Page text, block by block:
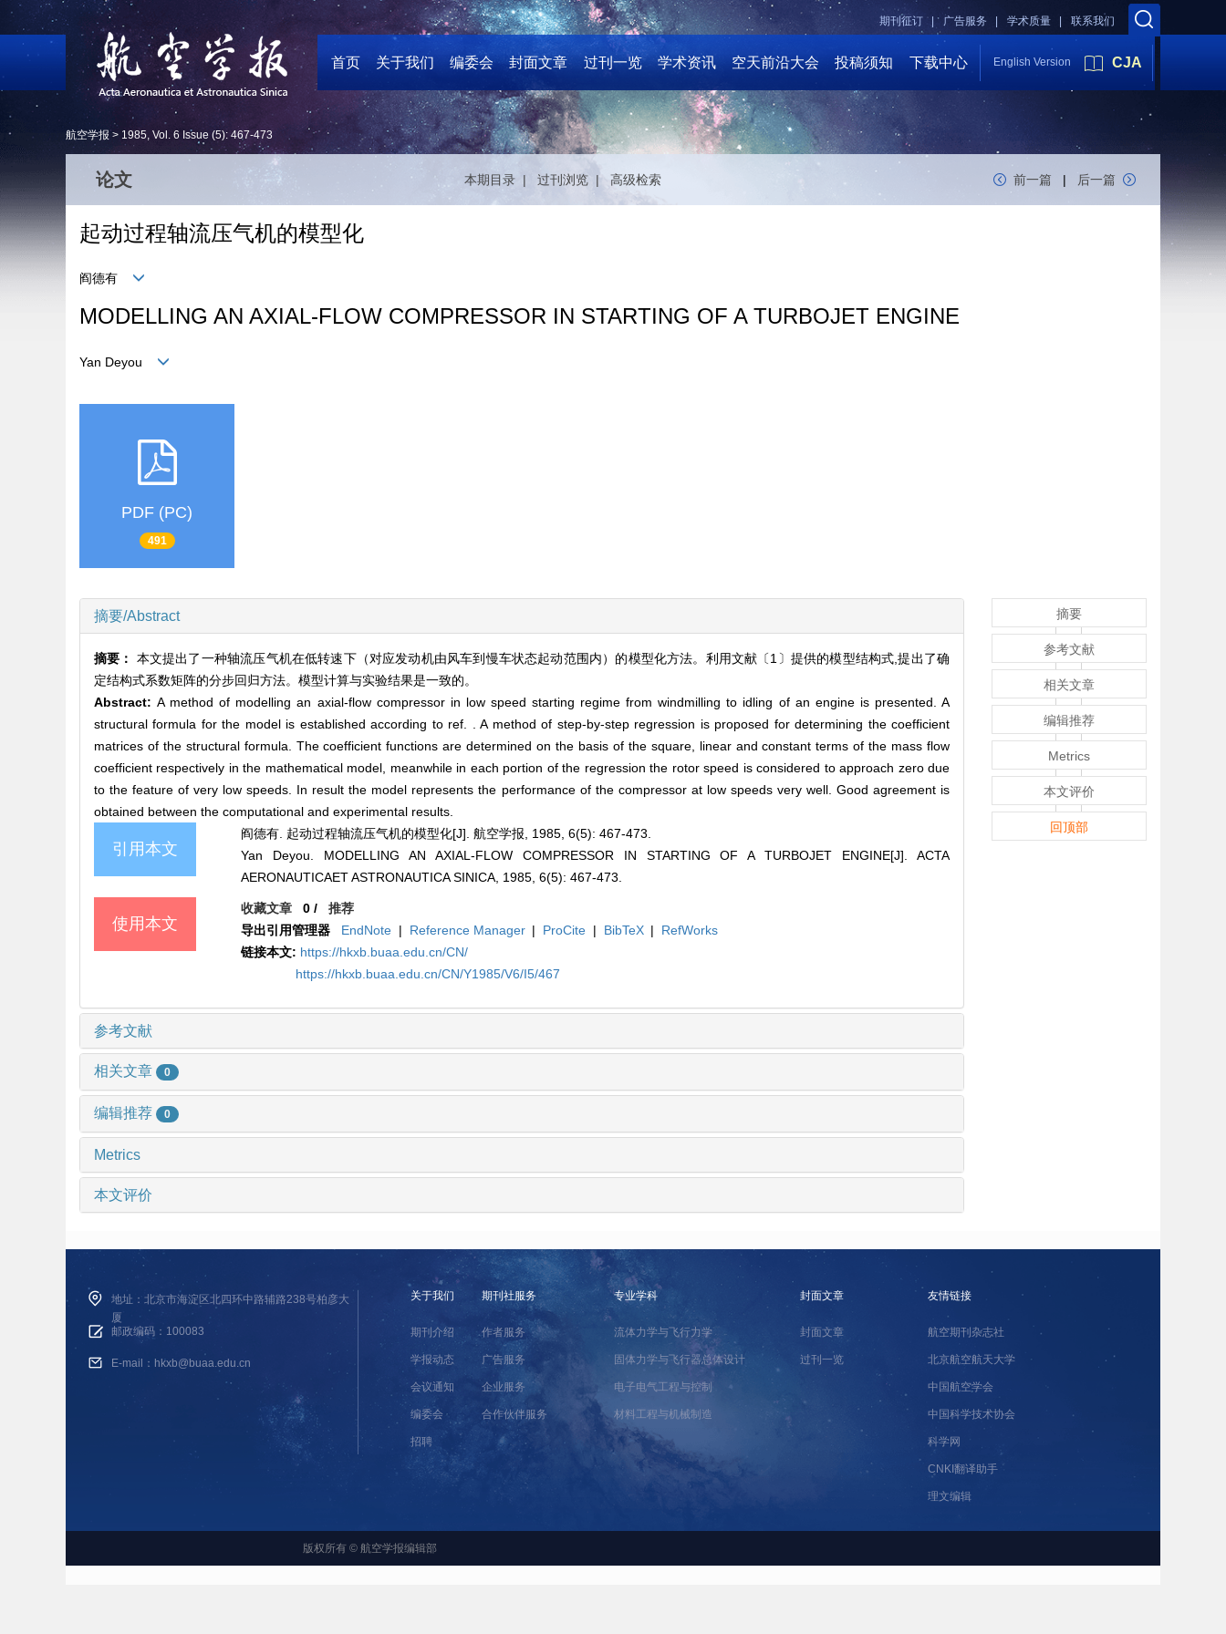
联系我们
学术质量 |
广告服务 |
期刊征订 |
首页 关于我们 编委会 封面文章 过刊一览 学术资讯 空天前沿大会 投稿须知 下载中心 English Version CJA
航空学报 > 1985, Vol. 6 Issue (5): 467-473
论文 本期目录 | 过刊浏览 | 高级检索 前一篇 | 后一篇
起动过程轴流压气机的模型化
阎德有
MODELLING AN AXIAL-FLOW COMPRESSOR IN STARTING OF A TURBOJET ENGINE
Yan Deyou
PDF (PC)
491
摘要/Abstract
摘要： 本文提出了一种轴流压气机在低转速下（对应发动机由风车到慢车状态起动范围内）的模型化方法。利用文献〔1〕提供的模型结构式,提出了确
定结构式系数矩阵的分步回归方法。模型计算与实验结果是一致的。
Abstract:A method of modelling an axial-flow compressor in low speed starting regime from windmilling to idling of an engine is presented. A
structural formula for the model is established according to ref. . A method of step-by-step regression is proposed for determining the coefficient
matrices of the structural formula. The coefficient functions are determined on the basis of the square, linear and constant terms of the mass flow
coefficient respectively in the mathematical model, meanwhile in each portion of the regression the rotor speed is considered to approach zero due
to the feature of very low speeds. In result the model represents the performance of the compressor at low speeds very well. Good agreement is
obtained between the computational and experimental results.
引用本文
阎德有. 起动过程轴流压气机的模型化[J]. 航空学报, 1985, 6(5): 467-473.
Yan Deyou. MODELLING AN AXIAL-FLOW COMPRESSOR IN STARTING OF A TURBOJET ENGINE[J]. ACTA
AERONAUTICAET ASTRONAUTICA SINICA, 1985, 6(5): 467-473.
使用本文
收藏文章 0 /推荐
导出引用管理器
EndNote | Reference Manager | ProCite | BibTeX |
RefWorks
链接本文: https://hkxb.buaa.edu.cn/CN/
https://hkxb.buaa.edu.cn/CN/Y1985/V6/I5/467
参考文献
相关文章 0
编辑推荐 0
Metrics
本文评价
摘要
参考文献
相关文章
编辑推荐
Metrics
本文评价
回顶部
地址：北京市海淀区北四环中路辅路238号柏彦大
厦
邮政编码：100083
E-mail：hkxb@buaa.edu.cn
关于我们
期刊介绍
学报动态
会议通知
编委会
招聘
期刊社服务
作者服务
广告服务
企业服务
合作伙伴服务
专业学科
流体力学与飞行力学
固体力学与飞行器总体设计
电子电气工程与控制
材料工程与机械制造
封面文章
封面文章
过刊一览
友情链接
航空期刊杂志社
北京航空航天大学
中国航空学会
中国科学技术协会
科学网
CNKI翻译助手
理文编辑
版权所有 © 航空学报编辑部